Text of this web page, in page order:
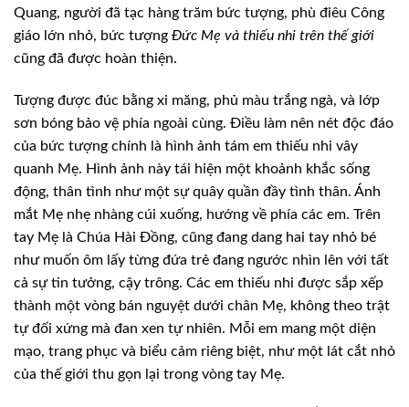
Quang, người đã tạc hàng trăm bức tượng, phù điêu Công
giáo lớn nhỏ, bức tượng Đức Mẹ và thiếu nhi trên thế giới
cũng đã được hoàn thiện.
Tượng được đúc bằng xi măng, phủ màu trắng ngà, và lớp
sơn bóng bảo vệ phía ngoài cùng. Điều làm nên nét độc đáo
của bức tượng chính là hình ảnh tám em thiếu nhi vây
quanh Mẹ. Hình ảnh này tái hiện một khoảnh khắc sống
động, thân tình như một sự quây quần đầy tình thân. Ánh
mắt Mẹ nhẹ nhàng cúi xuống, hướng về phía các em. Trên
tay Mẹ là Chúa Hài Đồng, cũng đang dang hai tay nhỏ bé
như muốn ôm lấy từng đứa trẻ đang ngước nhìn lên với tất
cả sự tin tưởng, cậy trông. Các em thiếu nhi được sắp xếp
thành một vòng bán nguyệt dưới chân Mẹ, không theo trật
tự đối xứng mà đan xen tự nhiên. Mỗi em mang một diện
mạo, trang phục và biểu cảm riêng biệt, như một lát cắt nhỏ
của thế giới thu gọn lại trong vòng tay Mẹ.